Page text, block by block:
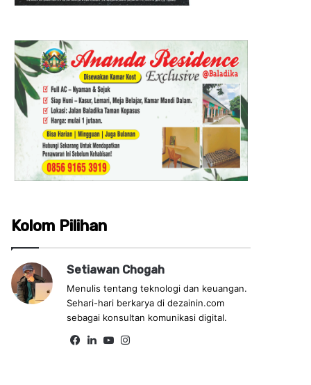
Kolom Pilihan
Setiawan Chogah
Menulis tentang teknologi dan keuangan.
Sehari-hari berkarya di dezainin.com
sebagai konsultan komunikasi digital.
Fa Lin Yo